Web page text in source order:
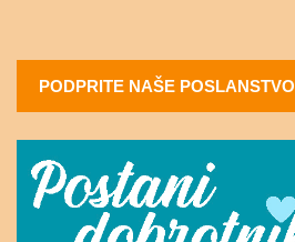
PODPRITE NAŠE POSLANSTVO